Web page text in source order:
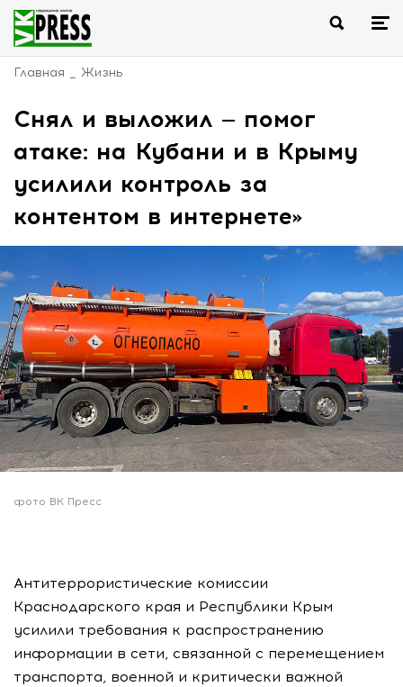
Главная Жизнь
Снял и выложил — помог
атаке: на Кубани и в Крыму
усилили контроль за
контентом в интернете»
фото ВК Пресс
Антитеррористические комиссии
Краснодарского края и Республики Крым
усилили требования к распространению
информации в сети, связанной с перемещением
транспорта, военной и критически важной